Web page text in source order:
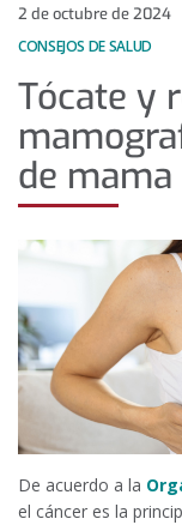
prevén
el
cáncer
de
mama
2 de octubre de 2024
CONSEJOS DE SALUD
Tócate y
de mama
De acuerdo a la
el cáncer es la